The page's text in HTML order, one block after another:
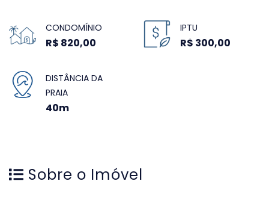
CONDOMÍNIO
R$ 820,00
IPTU
R$ 300,00
DISTÂNCIA DA
PRAIA
40m
Sobre o Imóvel